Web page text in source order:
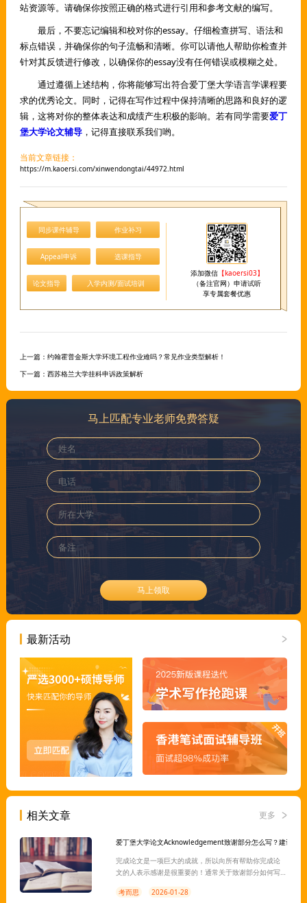
站资源等。请确保你按照正确的格式进行引用和参考文献的编写。
最后，不要忘记编辑和校对你的essay。仔细检查拼写、语法和
标点错误，并确保你的句子流畅和清晰。你可以请他人帮助你检查并
针对其反馈进行修改，以确保你的essay没有任何错误或模糊之处。
通过遵循上述结构，你将能够写出符合爱丁堡大学语言学课程要
求的优秀论文。同时，记得在写作过程中保持清晰的思路和良好的逻
辑，这将对你的整体表达和成绩产生积极的影响。若有同学需要爱丁
堡大学论文辅导，记得直接联系我们哟。
当前文章链接：
https://m.kaoersi.com/xinwendongtai/44972.html
同步课件辅导 作业补习
Appeal申诉 选课指导
论文指导 入学内测/面试培训
添加微信【kaoersi03】
（备注官网）申请试听
享专属套餐优惠
上一篇： 约翰霍普金斯大学环境工程作业难吗？常见作业类型解析！
下一篇： 西苏格兰大学挂科申诉政策解析
马上匹配专业老师免费答疑
马上领取
最新活动
相关文章 更多
爱丁堡大学论文Acknowledgement致谢部分怎么写？建议和
完成论文是一项巨大的成就，所以向所有帮助你完成论
文的人表示感谢是很重要的！通常关于致谢部分如何写
式。建议你在开始写这部分之前，列出所有你想感谢的
考而思 2026-01-28